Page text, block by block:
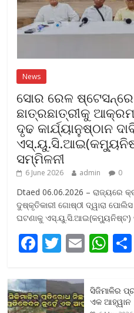
News
ସୋର ରେଳ
ଛାତ୍ରଛାତ୍ରୀକୁ
ଦୃଢ କାର୍ଯ୍ୟାନୁଷ୍ଠାନ
ସମ୍ମିଳନୀ
6 June 2026 admin 0
Dtaed 06.06.2026 – ରାଜ୍ୟରେ
ଦୁଷ୍କୃତିକାରୀ ଗୋଷ୍ଠୀ ଦ୍ୱାରା
ଘଟଣାକୁ ଏସ୍‌.ୟୁ.ସି.ଆଇ(କମ୍ୟୁନିଷ୍ଟ)
F
ac
e
b
T
w
itt
er
E
m
ai
W
h
at
s
ସିଜିମାଳିର
ଏକ ଆହ୍ୱାନ